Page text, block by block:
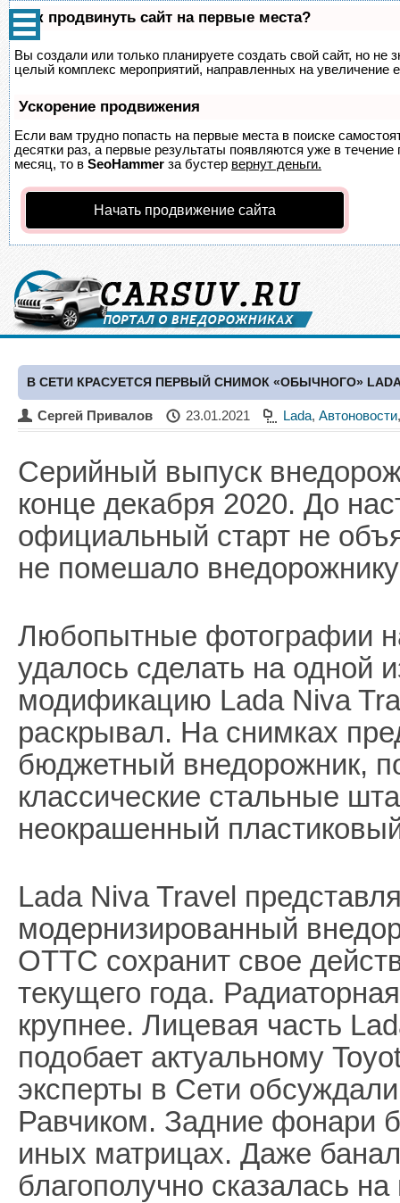
Как продвинуть сайт на первые места?
Вы создали или только планируете создать свой сайт, но не
целый комплекс мероприятий, направленных на увеличение
Ускорение продвижения
Если вам трудно попасть на первые места в поиске
десятки раз, а первые результаты появляются уже в
месяц, то в SeoHammer за бустер вернут деньги.
Начать продвижение сайта
В СЕТИ КРАСУЕТСЯ ПЕРВЫЙ СНИМОК «ОБЫЧНОГО» LADA
Сергей Привалов 23.01.2021 Lada, Автоновости
Серийный выпуск
конце декабря 2020. До
официальный старт не
не помешало
Любопытные фотографии
удалось сделать на одной
модификацию Lada Niva
раскрывал. На снимках
бюджетный внедорожник,
классические стальные
неокрашенный
Lada Niva Travel
модернизированный
ОТТС сохранит свое
текущего года.
крупнее. Лицевая часть
подобает актуальному
эксперты в Сети
Равчиком. Задние фонари
иных матрицах. Даже
благополучно сказалась